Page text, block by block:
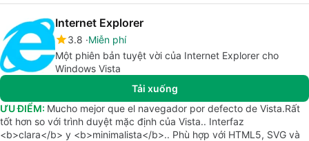
Internet Explorer
3.8 Miễn phí
Một phiên bản tuyệt vời của Internet Explorer cho
Windows Vista
Tải xuống
ƯU ĐIỂM: Mucho mejor que el navegador por defecto de Vista.Rất
tốt hơn so với trình duyệt mặc định của Vista.. Interfaz
<b>clara</b> y <b>minimalista</b>.. Phù hợp với HTML5, SVG và